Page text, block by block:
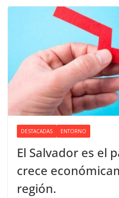
DESTACADAS ENTORNO
El Salvador es el
crece
región.